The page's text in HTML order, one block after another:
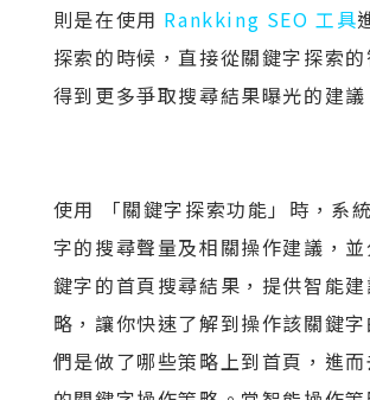
則是在使用 Rankking SEO 工具
探索的時候，直接從關鍵字探索
得到更多爭取搜尋結果曝光的建議
使用 「關鍵字探索功能」時，系
字的搜尋聲量及相關操作建議，
鍵字的首頁搜尋結果，提供智能
略，讓你快速了解到操作該關鍵
們是做了哪些策略上到首頁，進